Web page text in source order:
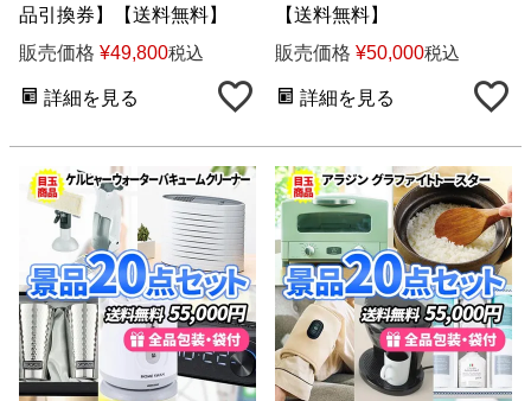
品引換券】【送料無料】
販売価格 ¥49,800税込
詳細を見る
【送料無料】
販売価格 ¥50,000税込
詳細を見る